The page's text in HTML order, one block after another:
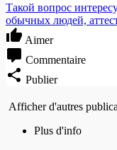
Такой вопрос
обычных людей,
Aimer
Commentaire
Publier
Afficher d'autres
Plus d'info